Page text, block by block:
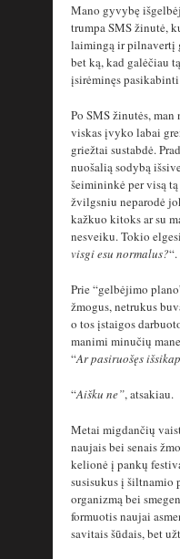
Mano gyvybę
trumpa SMS žinutė,
laimingą ir pilnavertį
bet ką, kad galėčiau
įsirėminęs pasikabinti
Po SMS žinutės,
viskas įvyko labai
griežtai sustabdė.
nuošalią sodybą
šeimininkė per visą
žvilgsniu neparodė
kažkuo kitoks ar su
nesveiku. Tokio
visgi esu normalus?“.
Prie “gelbėjimo
žmogus, netrukus
o tos įstaigos
manimi minučių
“Ar pasiruošęs
“Aišku ne”, atsakiau.
Metai migdančių
naujais bei senais
kelionė į pankų
susisukus į šiltnamio
organizmą bei
formuotis naujai
savitais šūdais, bet